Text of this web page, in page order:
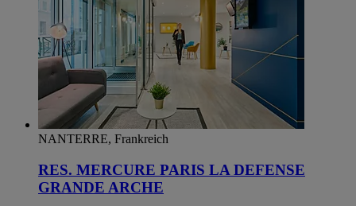
NANTERRE, Frankreich
RES. MERCURE PARIS LA DEFENSE
GRANDE ARCHE